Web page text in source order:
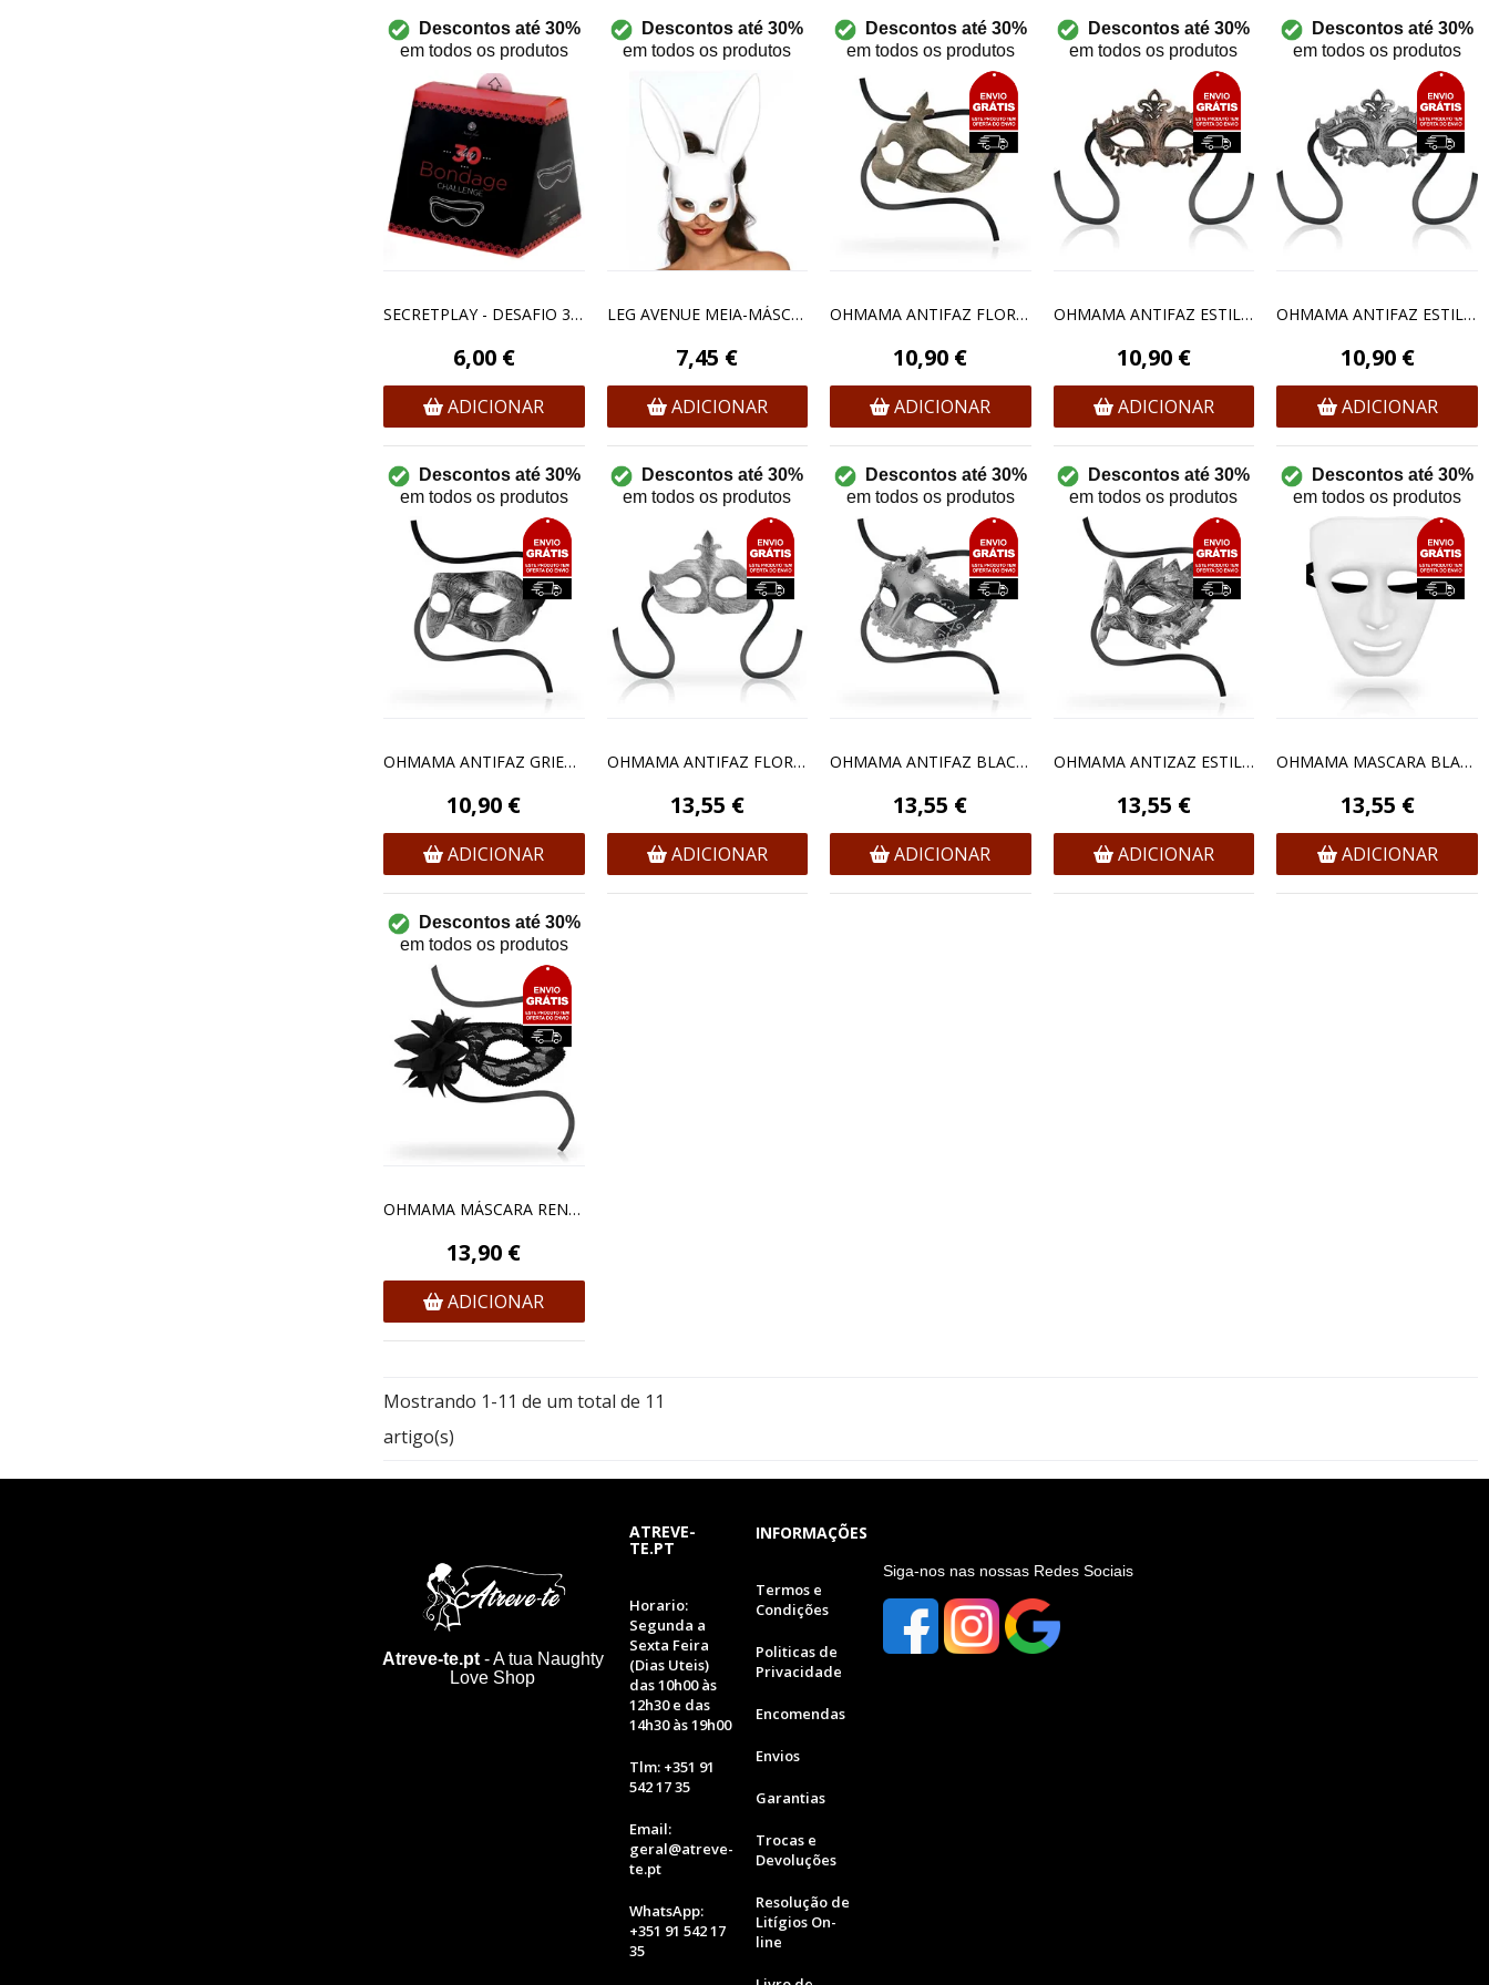
Descontos até 30%
em todos os produtos
SECRETPLAY - DESAFIO 30 DIAS DE BONDAGE (ES/EN)
6,00 €
ADICIONAR
Descontos até 30%
em todos os produtos
LEG AVENUE MEIA-MÁSCARA MASQUERADE RABBIT WHITE
7,45 €
ADICIONAR
Descontos até 30%
em todos os produtos
OHMAMA ANTIFAZ FLOR DE LIS - COBRE
10,90 €
ADICIONAR
Descontos até 30%
em todos os produtos
OHMAMA ANTIFAZ ESTILO VENECIANO
10,90 €
ADICIONAR
Descontos até 30%
em todos os produtos
OHMAMA ANTIFAZ ESTILO VENECIANO - SILVER
10,90 €
ADICIONAR
Descontos até 30%
em todos os produtos
OHMAMA ANTIFAZ GRIEGO
10,90 €
ADICIONAR
Descontos até 30%
em todos os produtos
OHMAMA ANTIFAZ FLOR DE LIS - SILVER
13,55 €
ADICIONAR
Descontos até 30%
em todos os produtos
OHMAMA ANTIFAZ BLACK DIAMOND - GRIS
13,55 €
ADICIONAR
Descontos até 30%
em todos os produtos
OHMAMA ANTIZAZ ESTILO VENECIANO - SILVER
13,55 €
ADICIONAR
Descontos até 30%
em todos os produtos
OHMAMA MASCARA BLANCA TAMANHO UNICO
13,55 €
ADICIONAR
Descontos até 30%
em todos os produtos
OHMAMA MÁSCARA RENDA FLOR PRETO
13,90 €
ADICIONAR
Mostrando 1-11 de um total de 11
artigo(s)
Atreve-te.pt- A tua Naughty
Love Shop
ATREVE-
TE.PT
Horario:
Segunda a
Sexta Feira
(Dias Uteis)
das 10h00 às
12h30 e das
14h30 às 19h00
Tlm: +351 91
542 17 35
Email:
geral@atreve-
te.pt
WhatsApp:
+351 91 542 17
35
INFORMAÇÕES
Termos e
Condições
Politicas de
Privacidade
Encomendas
Envios
Garantias
Trocas e
Devoluções
Resolução de
Litígios On-
line
Siga-nos nas nossas Redes Sociais